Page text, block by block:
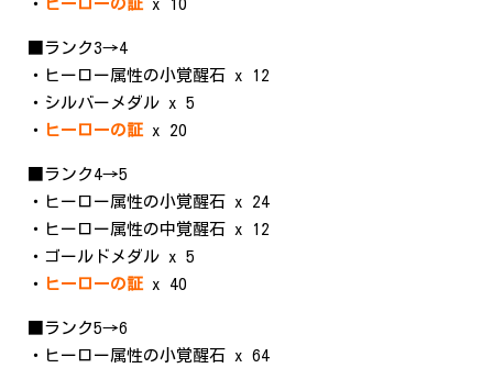
・ ヒーローの証 x 10
■ランク3→4
・ヒーロー属性の小覚醒石 x 12
・シルバーメダル x 5
・ ヒーローの証 x 20
■ランク4→5
・ヒーロー属性の小覚醒石 x 24
・ヒーロー属性の中覚醒石 x 12
・ゴールドメダル x 5
・ ヒーローの証 x 40
■ランク5→6
・ヒーロー属性の小覚醒石 x 64